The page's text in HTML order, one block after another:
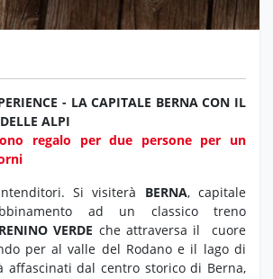
- LA CAPITALE BERNA CON IL
ALPI
regalo per due persone per un
Si visiterà BERNA, capitale
ad un classico treno
VERDE che attraversa il cuore
per al valle del Rodano e il lago di
affascinati dal centro storico di Berna,